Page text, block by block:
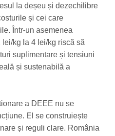
la deșeu și dezechilibre
și cei care
Într-un asemenea
kg la 4 lei/kg riscă să
suplimentare și tensiuni
și sustenabilă a
a DEEE nu se
El se construiește
și reguli clare. România